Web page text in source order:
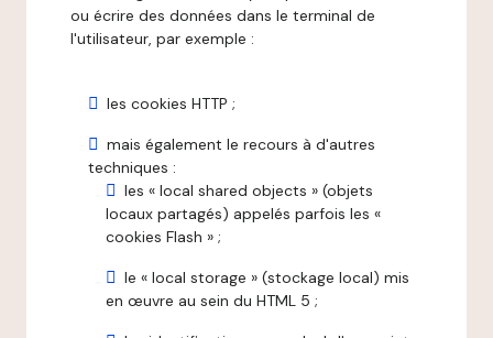
ou écrire des données dans le terminal de
l'utilisateur, par exemple :
les cookies HTTP ;
mais également le recours à d'autres
techniques :
les « local shared objects » (objets
locaux partagés) appelés parfois les «
cookies Flash » ;
le « local storage » (stockage local) mis
en œuvre au sein du HTML 5 ;